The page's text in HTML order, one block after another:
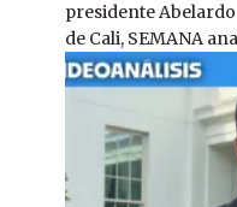
presidente
de Cali, SEMANA